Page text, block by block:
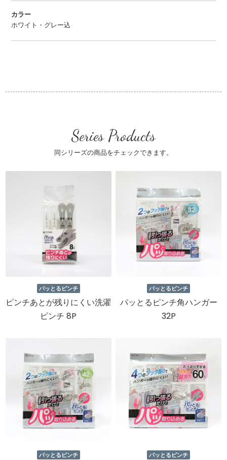
カラー
ホワイト・グレー込
Series Products
同シリーズの商品をチェックできます。
パッとるピンチ
ピンチあとが残りにくい洗濯
ピンチ 8P
パッとるピンチ
パッとるピンチ角ハンガー
32P
パッとるピンチ パッとるピンチ